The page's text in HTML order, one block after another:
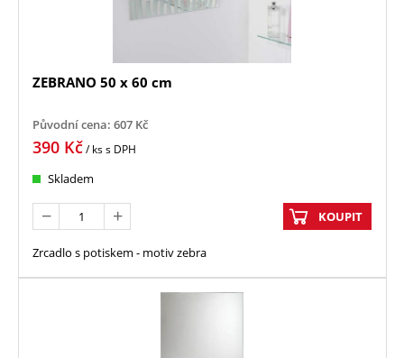
ZEBRANO 50 x 60 cm
Původní cena: 607 Kč
390 Kč/ kss DPH
Skladem
KOUPIT
Zrcadlo s potiskem - motiv zebra